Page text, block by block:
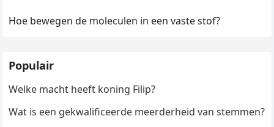
Hoe bewegen de moleculen in een vaste stof?
Populair
Welke macht heeft koning Filip?
Wat is een gekwalificeerde meerderheid van stemmen?